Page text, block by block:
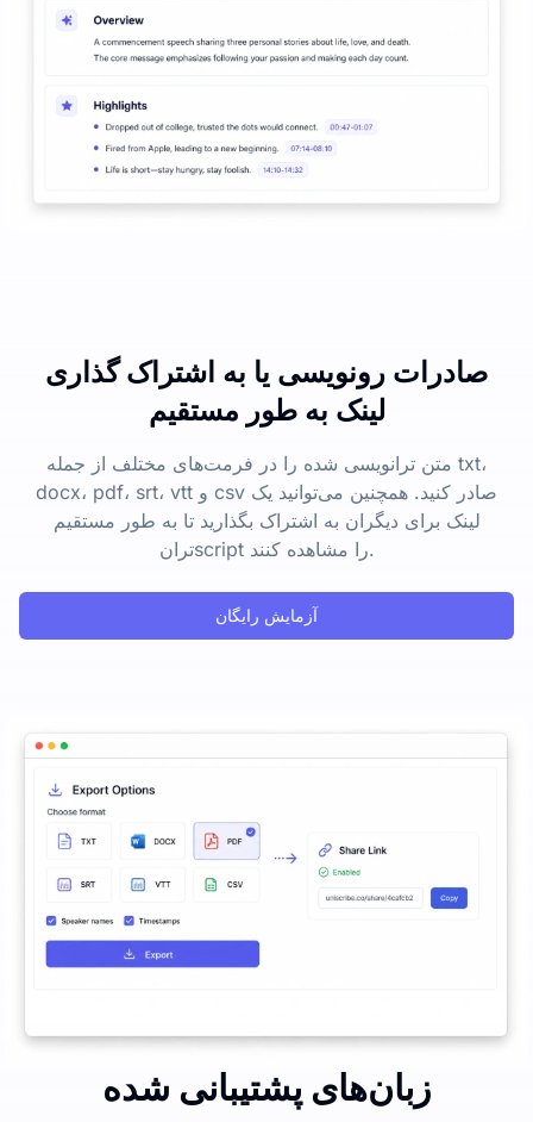
صادرات رونویسی یا به اشتراک گذاری
لینک به طور مستقیم
متن ترانویسی شده را در فرمت‌های مختلف از جمله txt،
docx، pdf، srt، vtt و csv صادر کنید. همچنین می‌توانید یک
لینک برای دیگران به اشتراک بگذارید تا به طور مستقیم
ترانscript را مشاهده کنند.
آزمایش رایگان
زبان‌های پشتیبانی شده